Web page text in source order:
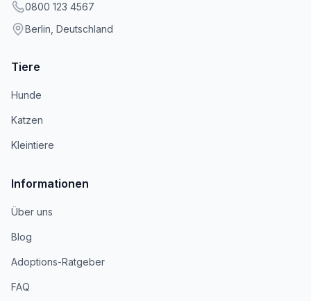
0800 123 4567
Berlin, Deutschland
Tiere
Hunde
Katzen
Kleintiere
Informationen
Über uns
Blog
Adoptions-Ratgeber
FAQ